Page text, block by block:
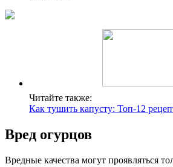
Читайте также:
Как тушить капусту: Топ-12
Вред огурцов
Вредные качества могут проявляться